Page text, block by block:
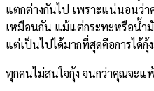
แตกต่างกันไป เพราะแน่นอนว่
เหมือนกัน แม้แต่กระทะหรือน้ำ
แต่เป็นไปได้มากที่สุดคือการได้กุ้
ทุกคนไม่สนใจกุ้ง จนกว่าคุณจะแ